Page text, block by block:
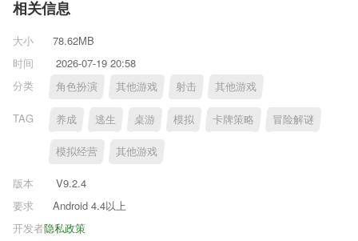
相关信息
大小
78.62MB
时间
2026-07-19 20:58
分类
角色扮演 其他游戏 射击 其他游戏
TAG 养成 逃生 桌游 模拟 卡牌策略 冒险解谜
模拟经营 其他游戏
版本
V9.2.4
要求
Android 4.4以上
隐私政策
开发者